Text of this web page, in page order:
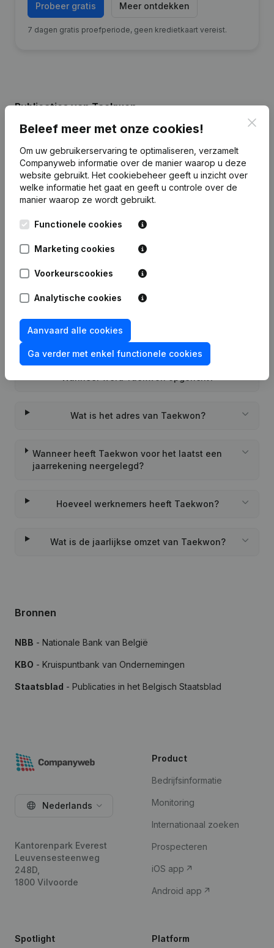
Probeer gratis Meer ontdekken
7 dagen gratis proefperiode, geen kredietkaart vereist.
Publicatiesvan Taekwon
13-02-2013
Rubriek Oprichting (Nieuwe
Rechtspersoon, Opening Bijkantoor,
enz...)(FR)
Veelgestelde vragen
Wat is het ondernemingsnummer van Taekwon
Wat is het PEPPOL ID van Taekwon?
Wat is het adres van Taekwon?
Wanneer heeft Taekwon voor het laatst een
jaarrekening neergelegd?
Hoeveel werknemers heeft Taekwon?
Wat is de jaarlijkse omzet van Taekwon?
Bronnen
NBB - Nationale Bank van België
KBO - Kruispuntbank van Ondernemingen
Staatsblad - Publicaties in het Belgisch Staatsblad
Beleef meer met onze cookies!
Om uw gebruikerservaring te optimaliseren, verzamelt
Companyweb informatie over de manier waarop u deze
website gebruikt. Het cookiebeheer geeft u inzicht over
welke informatie het gaat en geeft u controle over de
manier waarop ze wordt gebruikt.
Functionele cookies
Marketing cookies
Voorkeurscookies
Analytische cookies
Aanvaard alle cookies
Ga verder met enkel functionele cookies
Nederlands
Kantorenpark Everest
Leuvensesteenweg
248D,
1800 Vilvoorde
Product
Bedrijfsinformatie
Monitoring
Internationaal zoeken
Prospecteren
iOS app
Android app
Spotlight Platform